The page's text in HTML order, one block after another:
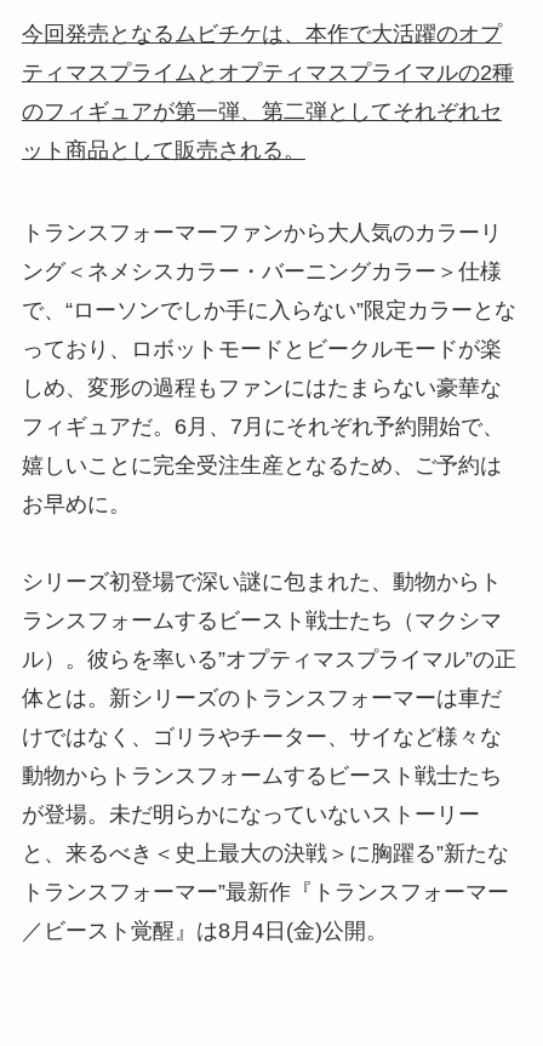
今回発売となるムビチケは、本作で大活躍のオプ
ティマスプライムとオプティマスプライマルの2種
のフィギュアが第一弾、第二弾としてそれぞれセ
ット商品として販売される。
トランスフォーマーファンから大人気のカラーリ
ング＜ネメシスカラー・バーニングカラー＞仕様
で、“ローソンでしか手に入らない”限定カラーとな
っており、ロボットモードとビークルモードが楽
しめ、変形の過程もファンにはたまらない豪華な
フィギュアだ。6月、7月にそれぞれ予約開始で、
嬉しいことに完全受注生産となるため、ご予約は
お早めに。
シリーズ初登場で深い謎に包まれた、動物からト
ランスフォームするビースト戦士たち（マクシマ
ル）。彼らを率いる”オプティマスプライマル”の正
体とは。新シリーズのトランスフォーマーは車だ
けではなく、ゴリラやチーター、サイなど様々な
動物からトランスフォームするビースト戦士たち
が登場。未だ明らかになっていないストーリー
と、来るべき＜史上最大の決戦＞に胸躍る”新たな
トランスフォーマー”最新作『トランスフォーマー
／ビースト覚醒』は8月4日(金)公開。